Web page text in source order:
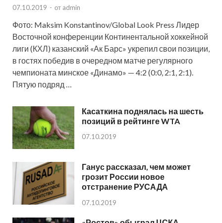
07.10.2019 - от admin
Фото: Maksim Konstantinov/Global Look Press Лидер
Восточной конференции Континентальной хоккейной
лиги (КХЛ) казанский «Ак Барс» укрепил свои позиции,
в гостях победив в очередном матче регулярного
чемпионата минское «Динамо» — 4:2 (0:0, 2:1, 2:1).
Пятую подряд …
Касаткина поднялась на шесть
позиций в рейтинге WTA
07.10.2019
Ганус рассказал, чем может
грозит России новое
отстранение РУСАДА
07.10.2019